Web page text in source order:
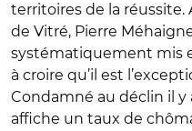
territoires de la réussite.
de Vitré, Pierre
systématiquement mis
à croire qu’il est
Condamné au déclin il y
affiche un taux de